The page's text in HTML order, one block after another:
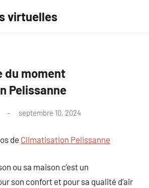
virtuelles
du moment
Pelissanne
septembre 10, 2024
de Climatisation Pelissanne
ou sa maison c’est un
son confort et pour sa qualité d’air